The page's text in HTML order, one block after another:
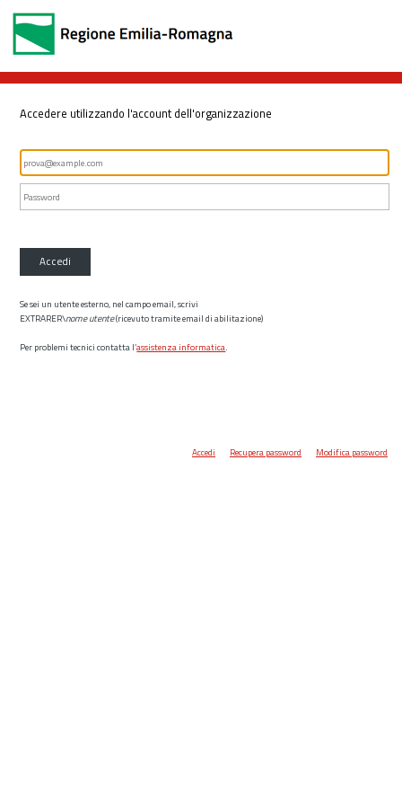
Accedere utilizzando l'account dell'organizzazione
Accedi
Se sei un utente esterno, nel campo email, scrivi
EXTRARER\nome utente(ricevuto tramite email di abilitazione)
Per problemi tecnici contatta l’assistenza informatica.
Accedi Recupera password Modifica password